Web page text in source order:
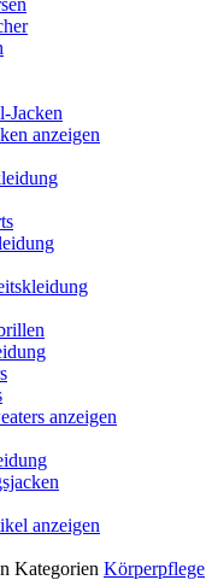
Jacken
anzeigen
anzeigen
anzeigen
Kategorien Körperpflege